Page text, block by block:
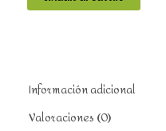
Información adicional
Valoraciones (0)